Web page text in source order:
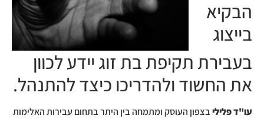
הבקיא
בייצוג
בעבירת תקיפת בת זוג יידע לכוון
את החשוד ולהדריכו כיצד להתנהל.
עו"ד פליליבצפון העוסק ומתמחה בין היתר בתחום עבירות האלימות